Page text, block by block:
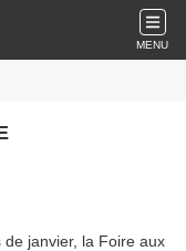
MENU
janvier, la Foire aux